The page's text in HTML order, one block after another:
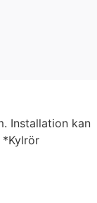
Installation kan
*Kylrör